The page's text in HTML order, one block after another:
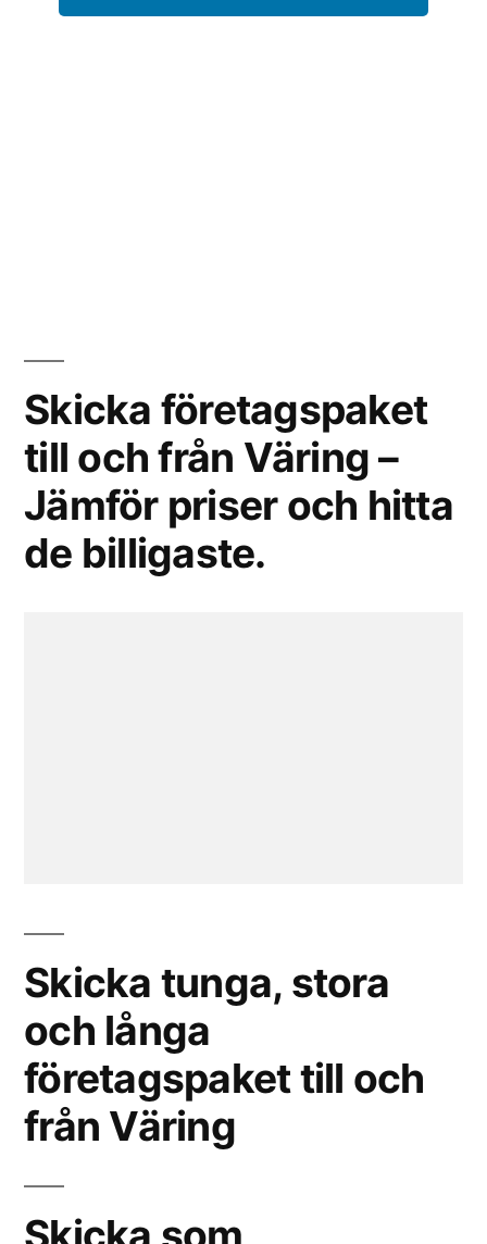
Skicka företagspaket
till och från Väring –
Jämför priser och hitta
de billigaste.
Skicka tunga, stora
och långa
företagspaket till och
från Väring